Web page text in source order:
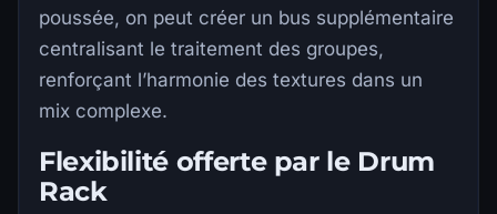
poussée, on peut créer un bus supplémentaire
centralisant le traitement des groupes,
renforçant l’harmonie des textures dans un
mix complexe.
Flexibilité offerte par le Drum
Rack